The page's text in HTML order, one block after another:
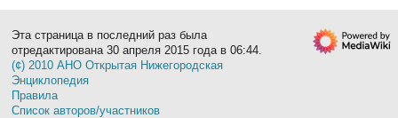
Эта страница в последний раз была
отредактирована 30 апреля 2015 года в 06:44.
(¢) 2010 АНО Открытая Нижегородская
Энциклопедия
Правила
Список авторов/участников